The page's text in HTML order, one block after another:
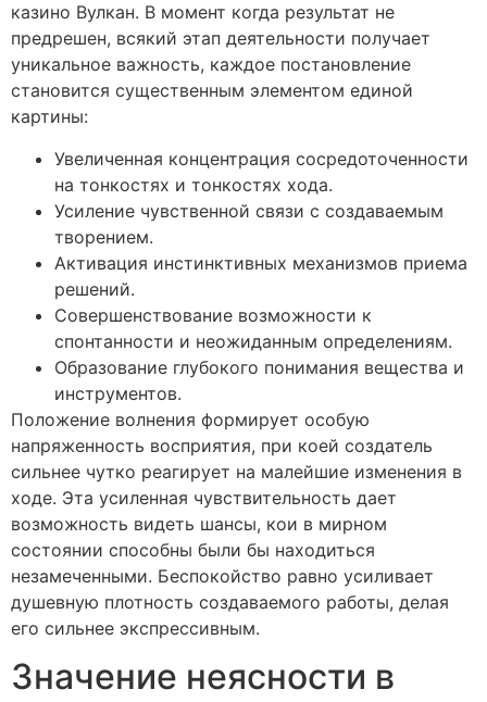
казино Вулкан. В момент когда результат не
предрешен, всякий этап деятельности получает
уникальное важность, каждое постановление
становится существенным элементом единой
картины:
Увеличенная концентрация сосредоточенности
на тонкостях и тонкостях хода.
Усиление чувственной связи с создаваемым
творением.
Активация инстинктивных механизмов приема
решений.
Совершенствование возможности к
спонтанности и неожиданным определениям.
Образование глубокого понимания вещества и
инструментов.
Положение волнения формирует особую
напряженность восприятия, при коей создатель
сильнее чутко реагирует на малейшие изменения в
ходе. Эта усиленная чувствительность дает
возможность видеть шансы, кои в мирном
состоянии способны были бы находиться
незамеченными. Беспокойство равно усиливает
душевную плотность создаваемого работы, делая
его сильнее экспрессивным.
Значение неясности в